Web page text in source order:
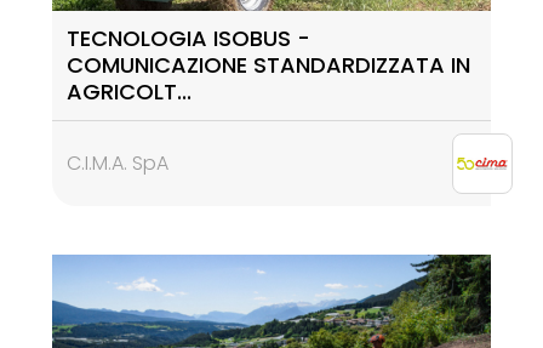
TECNOLOGIA ISOBUS -
COMUNICAZIONE STANDARDIZZATA IN
AGRICOLT...
C.I.M.A. SpA